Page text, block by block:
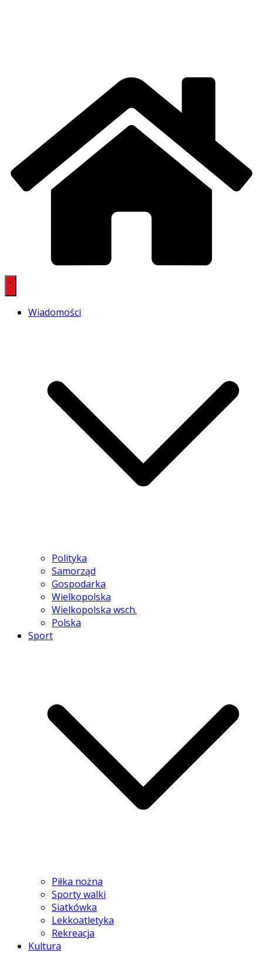
Wiadomości
Polityka
Samorząd
Gospodarka
Wielkopolska
Wielkopolska wsch.
Polska
Sport
Piłka nożna
Sporty walki
Siatkówka
Lekkoatletyka
Rekreacja
Kultura